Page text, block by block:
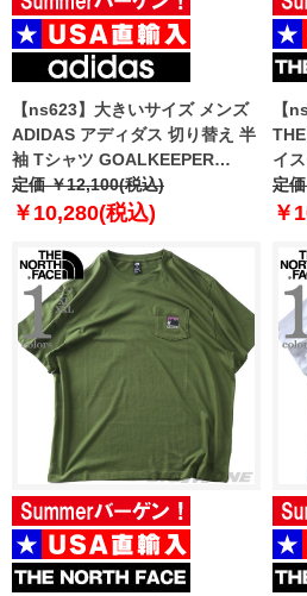
【ns623】大きいサイズ メンズ
ADIDAS アディダス 切り替え 半
袖 Tシャツ GOALKEEPER
SHIRT USA直輸入 jm8369
定価 ￥12,100(税込)
￥10,280(税込)
【
イ
定
￥